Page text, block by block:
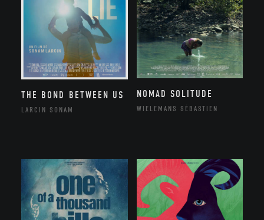
THE BOND BETWEEN US
LARCIN SONAM
NOMAD SOLITUDE
WIELEMANS SÉBASTIEN